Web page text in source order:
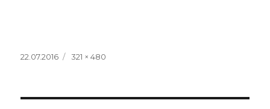
Posted
22.07.2016
Full
321 × 480